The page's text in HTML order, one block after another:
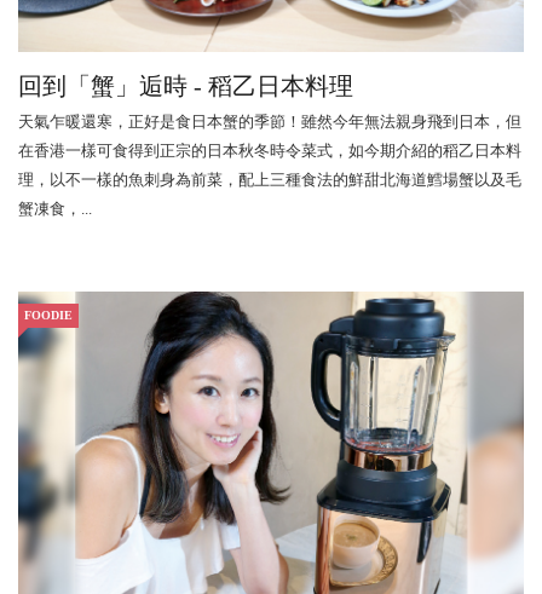
回到「蟹」逅時 - 稻乙日本料理
天氣乍暖還寒，正好是食日本蟹的季節！雖然今年無法親身飛到日本，但
在香港一樣可食得到正宗的日本秋冬時令菜式，如今期介紹的稻乙日本料
理，以不一樣的魚刺身為前菜，配上三種食法的鮮甜北海道鱈場蟹以及毛
蟹凍食，...
FOODIE